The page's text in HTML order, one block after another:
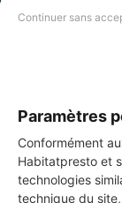
Continuer sans
Paramètres
Conformément
Habitatpresto et
technologies
technique du